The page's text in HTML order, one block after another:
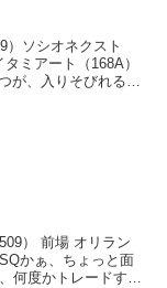
）ソシオネクスト
ミアート（168A）
が、入りそびれる(*
） 前場 オリラン
かぁ、ちょっと面
何度かトレードする